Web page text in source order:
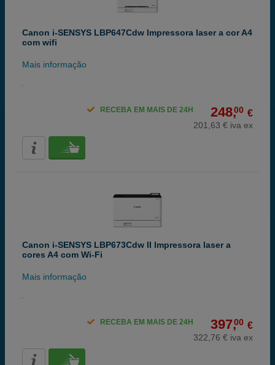
Canon i-SENSYS LBP647Cdw Impressora laser a cor A4
com wifi
Mais informação
248,00 €
201,63 € iva ex
RECEBA EM MAIS DE 24H
Canon i-SENSYS LBP673Cdw II Impressora laser a
cores A4 com Wi-Fi
Mais informação
397,00 €
322,76 € iva ex
RECEBA EM MAIS DE 24H